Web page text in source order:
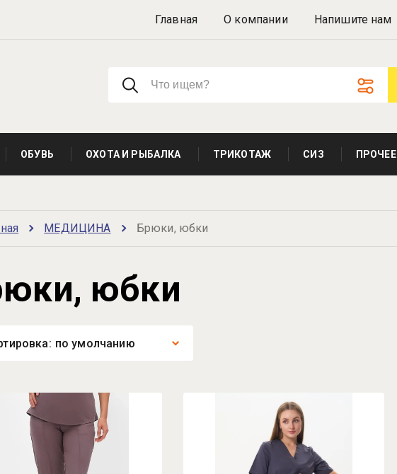
Главная О компании Напишите нам
ОБУВЬ ОХОТА И РЫБАЛКА ТРИКОТАЖ СИЗ ПРОЧЕЕ
МЕДИЦИНА Брюки, юбки
юбки
по умолчанию
дорогие
от А
от Я